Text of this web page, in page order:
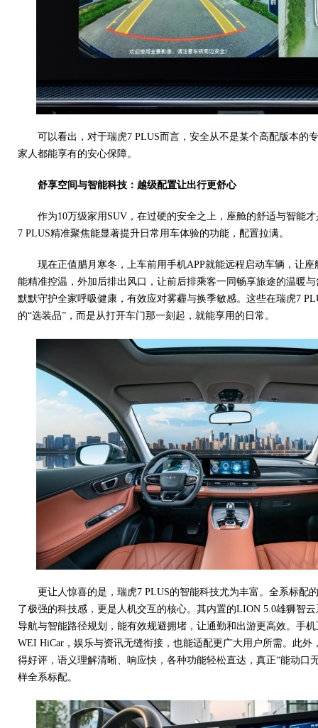
可以看出，对于瑞虎7 PLUS而言，安全从不是某个高配版本的
家人都能享有的安心保障。
舒享空间与智能科技：越级配置让出行更舒心
作为10万级家用SUV，在过硬的安全之上，座舱的舒适与智能
7 PLUS精准聚焦能显著提升日常用车体验的功能，配置拉满。
现在正值腊月寒冬，上车前用手机APP就能远程启动车辆，让
能精准控温，外加后排出风口，让前后排乘客一同畅享旅途的温暖
默默守护全家呼吸健康，有效应对雾霾与换季敏感。这些在瑞虎7
的“选装品”，而是从打开车门那一刻起，就能享用的日常。
更让人惊喜的是，瑞虎7 PLUS的智能科技尤为丰富。全系标配
了极强的科技感，更是人机交互的核心。其内置的LION 5.0雄狮智
导航与智能路径规划，能有效规避拥堵，让通勤和出游更高效。手
WEI HiCar，娱乐与资讯无缝衔接，也能适配更广大用户所需。此外
得好评，语义理解清晰、响应快，各种功能轻松直达，真正“能动口
样全系标配。